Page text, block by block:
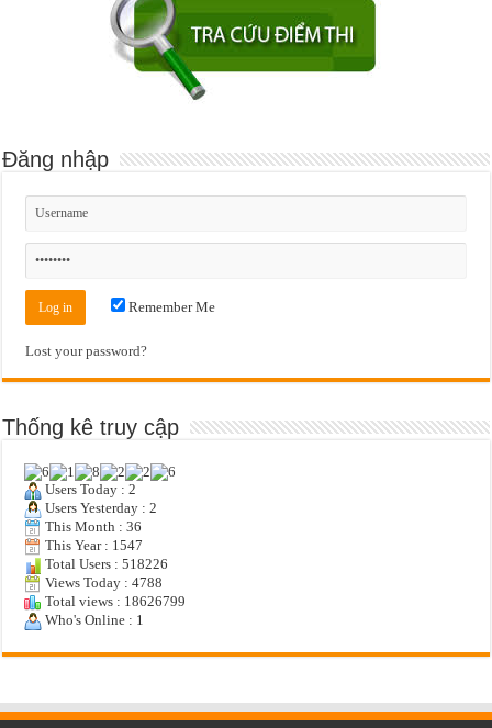
Đăng nhập
Remember Me
Lost your password?
Thống kê truy cập
Users Today : 2
Users Yesterday : 2
This Month : 36
This Year : 1547
Total Users : 518226
Views Today : 4788
Total views : 18626799
Who's Online : 1